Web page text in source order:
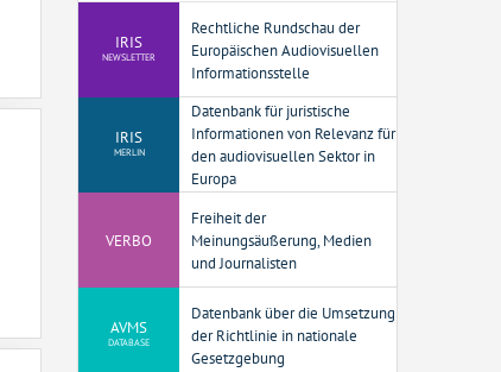
IRIS
NEWSLETTER
Rechtliche Rundschau der
Europäischen Audiovisuellen
Informationsstelle
IRIS
MERLIN
Datenbank für juristische
Informationen von Relevanz für
den audiovisuellen Sektor in
Europa
VERBO
Freiheit der
Meinungsäußerung, Medien
und Journalisten
AVMS
DATABASE
Datenbank über die Umsetzung
der Richtlinie in nationale
Gesetzgebung